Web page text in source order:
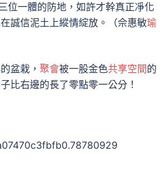
位一體的防地，如許才幹真正凈化
誠信泥土上縱情綻放。（佘惠敏瑜
盆栽， 聚會被一股金色共享空間的
比右邊的長了零點零一公分！